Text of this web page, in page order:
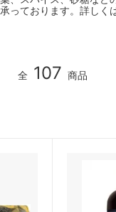
っております。詳しく
全 107 商品